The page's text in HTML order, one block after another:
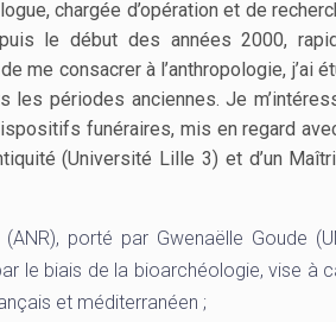
chargée d’opération et de
le début des années 2000,
me consacrer à l’anthropologie,
les périodes anciennes. Je
funéraires, mis en regard
(Université Lille 3) et d’un
(ANR), porté par Gwenaëlle Goude
le biais de la bioarchéologie, vise
et méditerranéen ;